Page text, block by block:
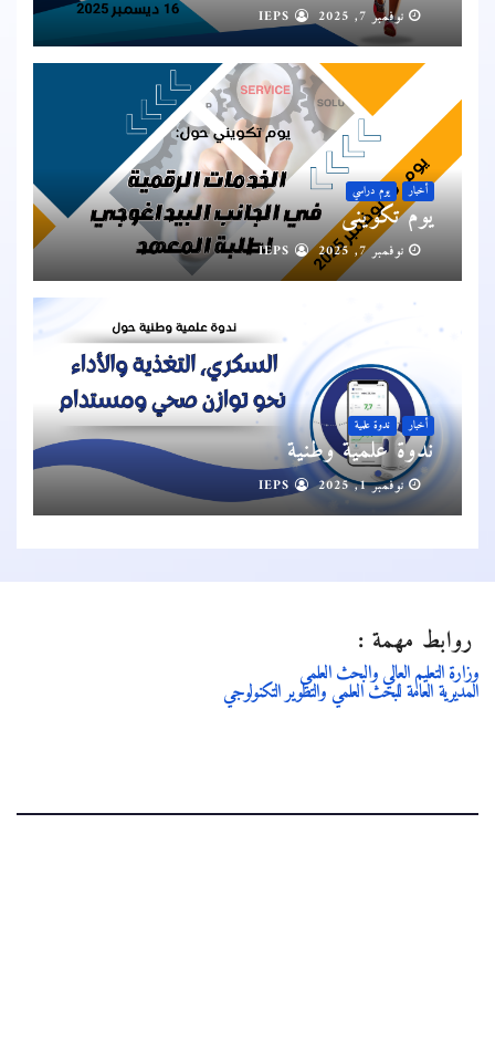
نوفمبر 7, 2025
أخبار يوم دراسي
يوم تكويني
نوفمبر 7, 2025
أخبار ندوة علمية
ندوة علمية وطنية
نوفمبر 1, 2025
روابط مهمة :
وزارة التعليم العالي والبحث العلمي
المديرية العامة للبحث العلمي والتطوير التكنولوجي